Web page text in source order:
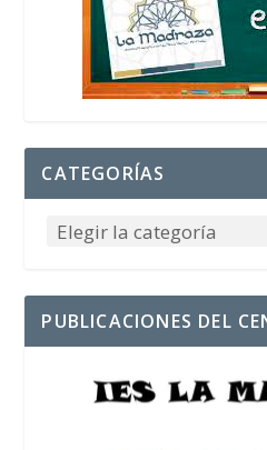
CATEGORÍAS
PUBLICACIONES DEL